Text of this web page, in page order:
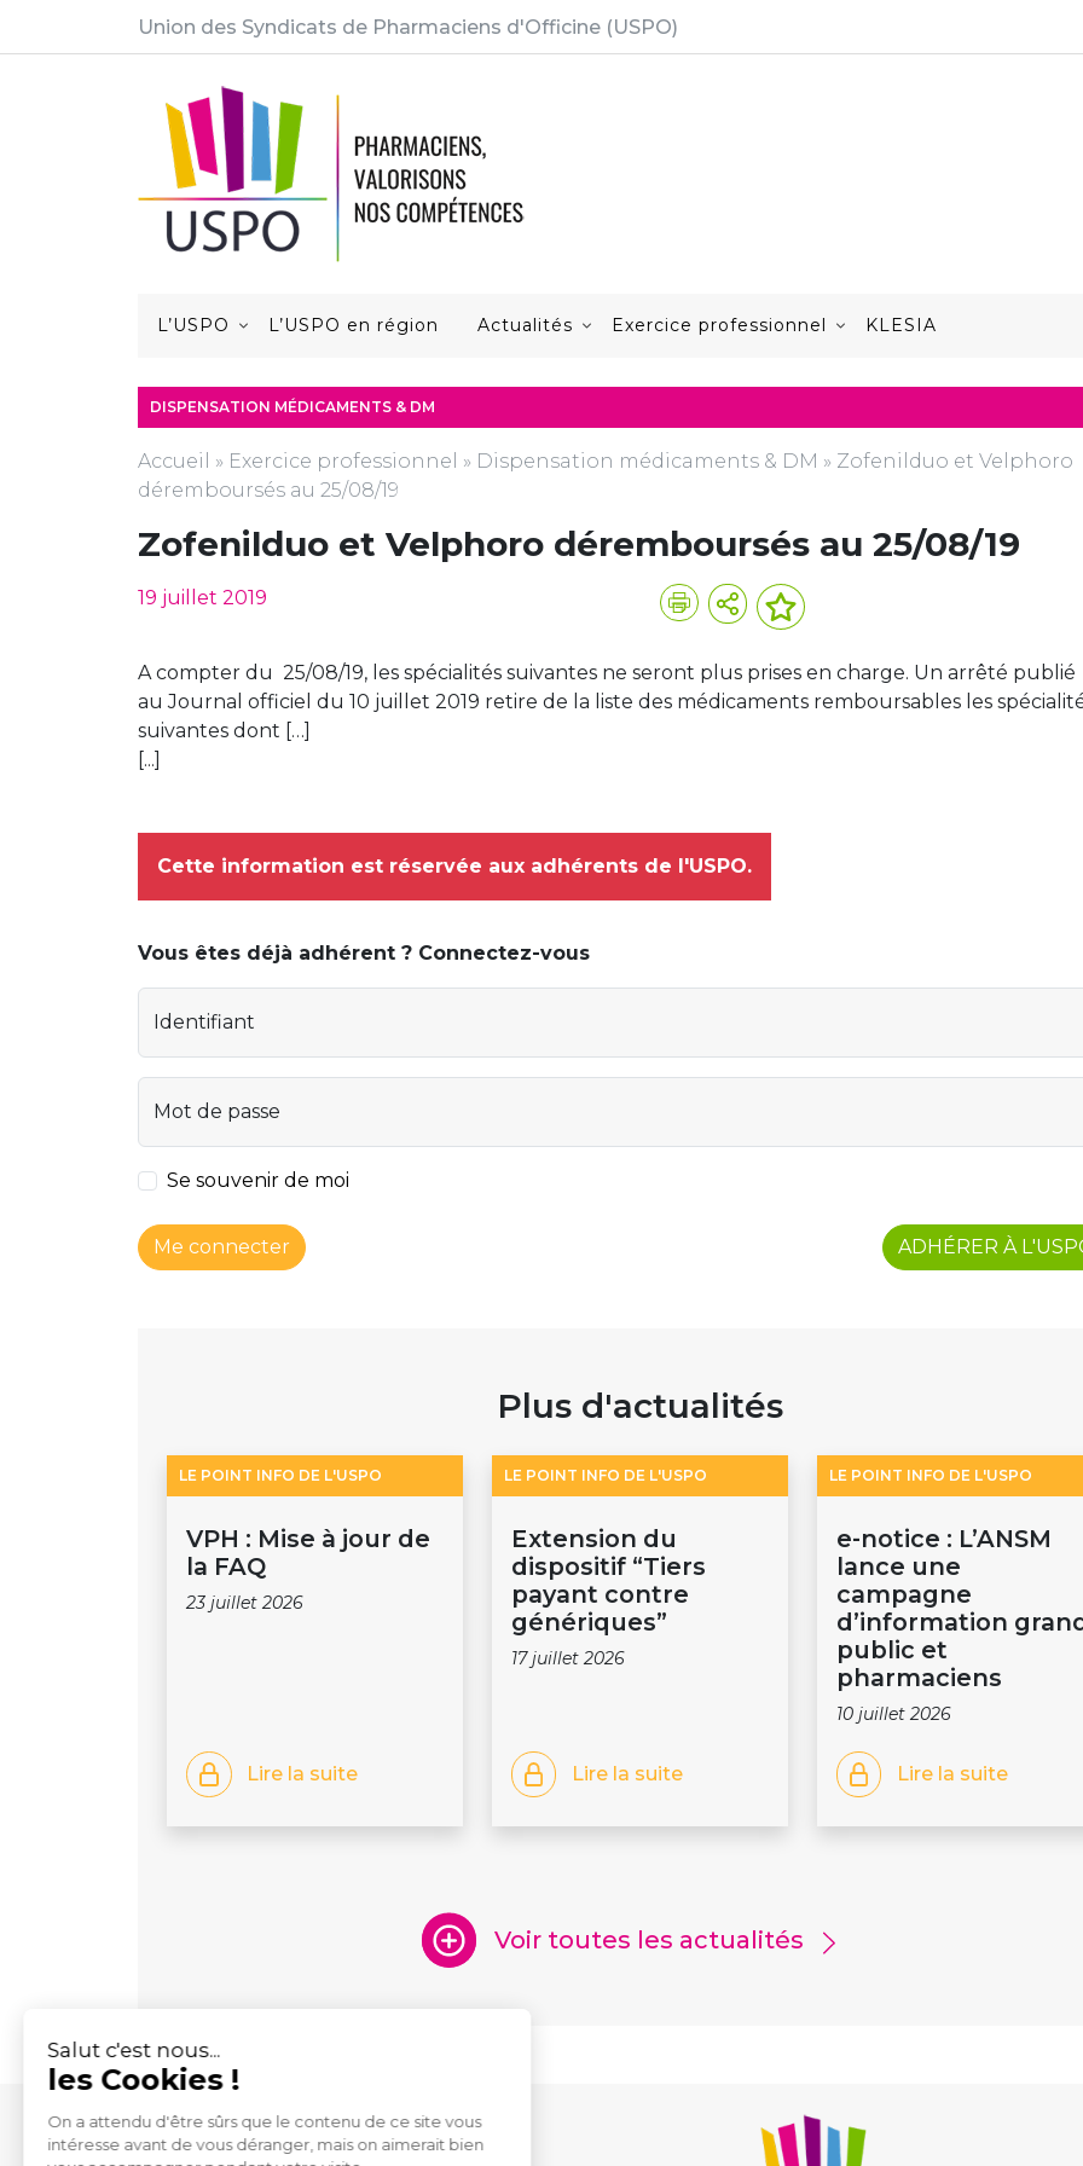
Union des Syndicats de Pharmaciens d'Officine (USPO)
L’USPO L’USPO en région Actualités Exercice professionnel KLESIA
DISPENSATION MÉDICAMENTS & DM
Accueil » Exercice professionnel » Dispensation médicaments & DM » Zofenilduo et Velphoro
déremboursés au 25/08/19
Zofenilduo et Velphoro déremboursés au 25/08/19
19 juillet 2019
A compter du 25/08/19, les spécialités suivantes ne seront plus prises en charge. Un arrêté publié
au Journal officiel du 10 juillet 2019 retire de la liste des médicaments remboursables les
suivantes dont […]
[...]
Cette information est réservée aux adhérents de l'USPO.
Vous êtes déjà adhérent ? Connectez-vous
Identifiant
Mot de passe
Se souvenir de moi
Me connecter ADHÉRER À
Plus d'actualités
LE POINT INFO DE L'USPO
VPH : Mise à jour de
la FAQ
23 juillet 2026
Lire la suite
LE POINT INFO DE L'USPO
Extension du
dispositif “Tiers
payant contre
génériques”
17 juillet 2026
Lire la suite
LE POINT INFO DE L'USPO
e-notice : L’ANSM
lance une
campagne
d’information
public et
pharmaciens
10 juillet 2026
Lire la suite
Voir toutes les actualités